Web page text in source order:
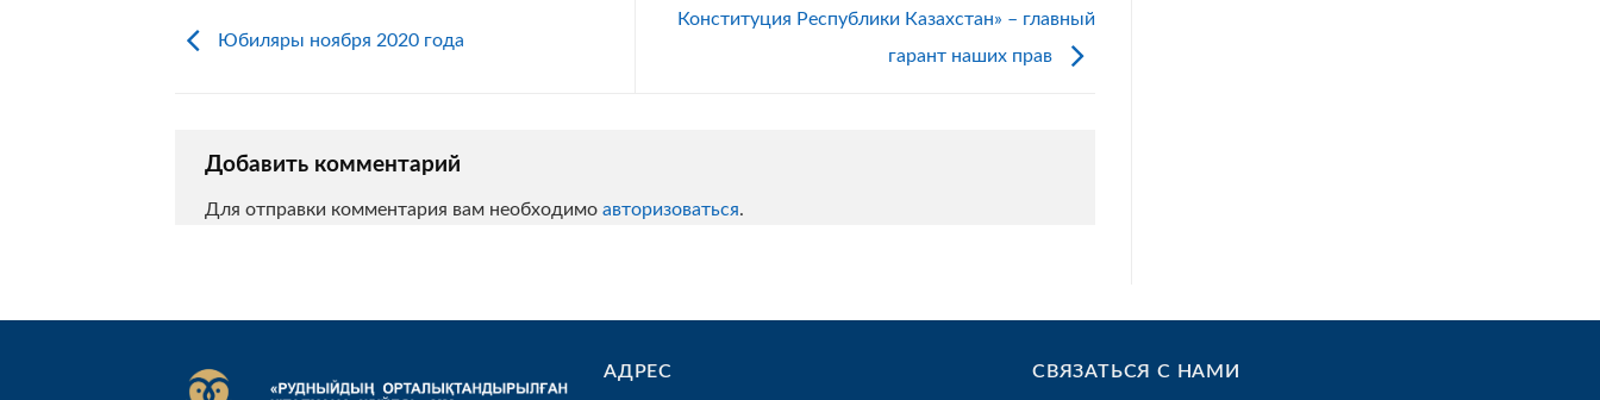
Юбиляры ноября 2020 года
Конституция Республики Казахстан» – главный
гарант наших прав
Добавить комментарий
Для отправки комментария вам необходимо авторизоваться.
АДРЕС СВЯЗАТЬСЯ С НАМИ